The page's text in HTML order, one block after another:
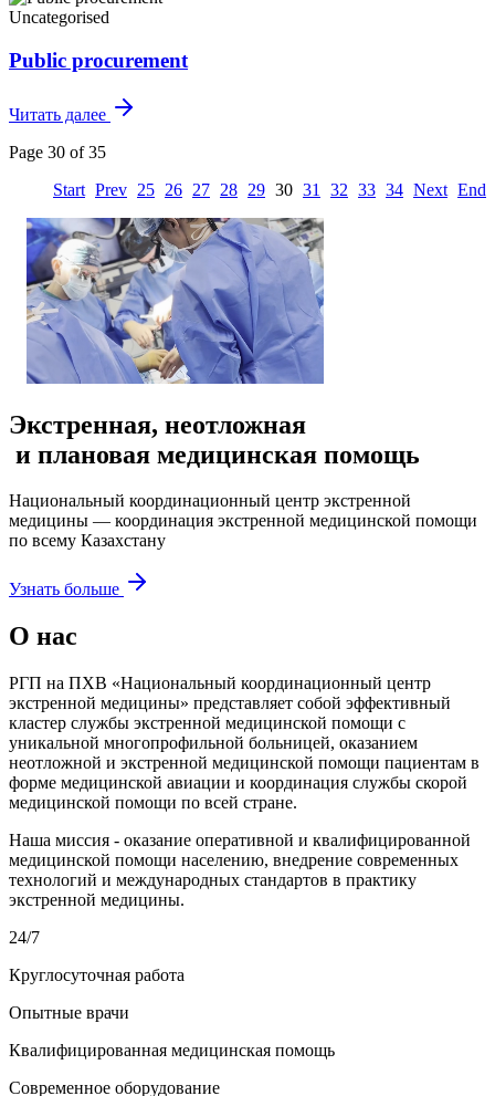
Uncategorised
Public procurement
Читать далее
Page 30 of 35
Start Prev 25 26 27 28 29 30 31 32 33 34 Next End
Экстренная, неотложная
и плановая медицинская помощь
Национальный координационный центр экстренной
медицины — координация экстренной медицинской помощи
по всему Казахстану
Узнать больше
О нас
РГП на ПХВ «Национальный координационный центр
экстренной медицины» представляет собой эффективный
кластер службы экстренной медицинской помощи с
уникальной многопрофильной больницей, оказанием
неотложной и экстренной медицинской помощи пациентам в
форме медицинской авиации и координация службы скорой
медицинской помощи по всей стране.
Наша миссия - оказание оперативной и квалифицированной
медицинской помощи населению, внедрение современных
технологий и международных стандартов в практику
экстренной медицины.
24/7
Круглосуточная работа
Опытные врачи
Квалифицированная медицинская помощь
Современное оборудование